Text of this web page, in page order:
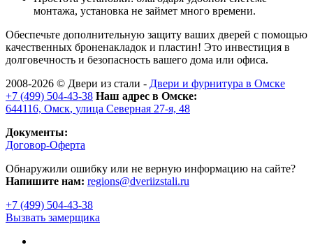
монтажа, установка не займет много времени.
Обеспечьте дополнительную защиту ваших дверей с помощью
качественных броненакладок и пластин! Это инвестиция в
долговечность и безопасность вашего дома или офиса.
2008-2026 © Двери из стали - Двери и фурнитура в Омске
+7 (499) 504-43-38 Наш адрес в Омске:
644116, Омск, улица Северная 27-я, 48
Документы:
Договор-Оферта
Обнаружили ошибку или не верную информацию на сайте?
Напишите нам: regions@dveriizstali.ru
+7 (499) 504-43-38
Вызвать замерщика